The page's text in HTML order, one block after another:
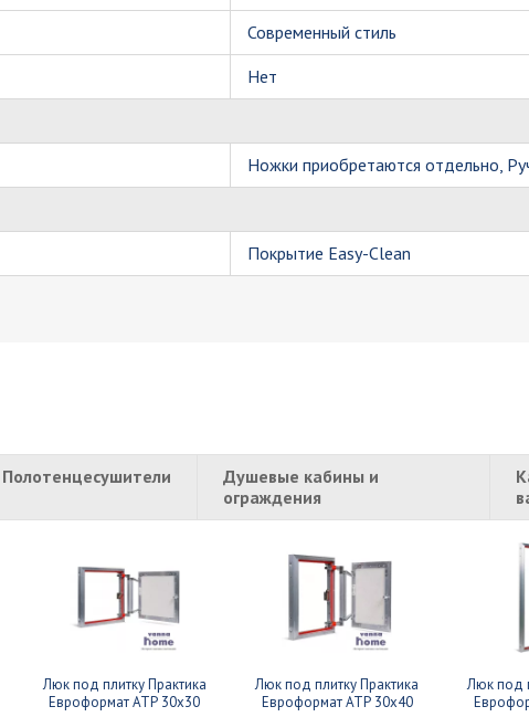
Современный стиль
Нет
Ножки приобретаются отдельно,
Покрытие Easy-Clean
Полотенцесушители
Душевые кабины и
ограждения
Люк под плитку Практика
Евроформат АТР 30x30
Люк под плитку Практика
Евроформат АТР 30x40
Люк под